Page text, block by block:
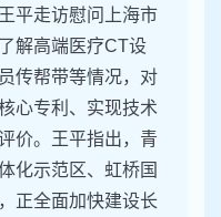
平走访慰问上海市
解高端医疗CT设
传帮带等情况，对
心专利、实现技术
价。王平指出，青
化示范区、虹桥国
正全面加快建设长